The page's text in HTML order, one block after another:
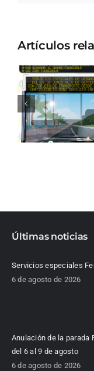
Artículos
Últimas noticias
Servicios especiales
6 de agosto de 2026
Anulación de la parada
del 6 al 9 de agosto
6 de agosto de 2026